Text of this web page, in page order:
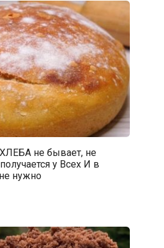
не бывает, не
у Всех И в
нужно